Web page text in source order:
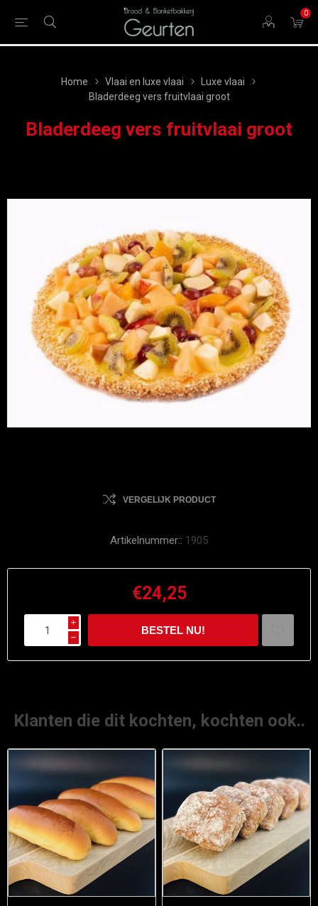
0
Home Vlaai en luxe vlaai
Luxe vlaai
Bladerdeeg vers fruitvlaai groot
Bladerdeeg vers fruitvlaai groot
VERGELIJK PRODUCT
Artikelnummer:: 1905
€24,25
i
h
Klanten die dit kochten, kochten ook..